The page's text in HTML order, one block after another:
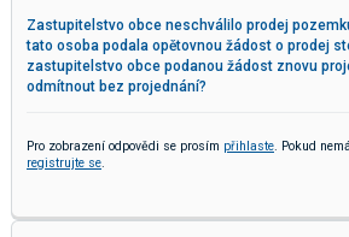
Zastupitelstvo obce neschválilo prodej
tato osoba podala opětovnou žádost o prodej
zastupitelstvo obce podanou žádost znovu
odmítnout bez projednání?
Pro zobrazení odpovědi se prosím přihlaste. Pokud
registrujte se.